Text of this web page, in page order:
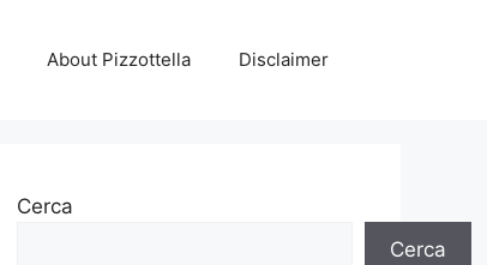
About Pizzottella Disclaimer
Cerca
Cerca